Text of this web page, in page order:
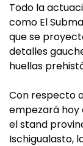
Todo la
como El
que se
detalles
huellas
Con respecto
empezará hoy
el stand
Ischigualasto,